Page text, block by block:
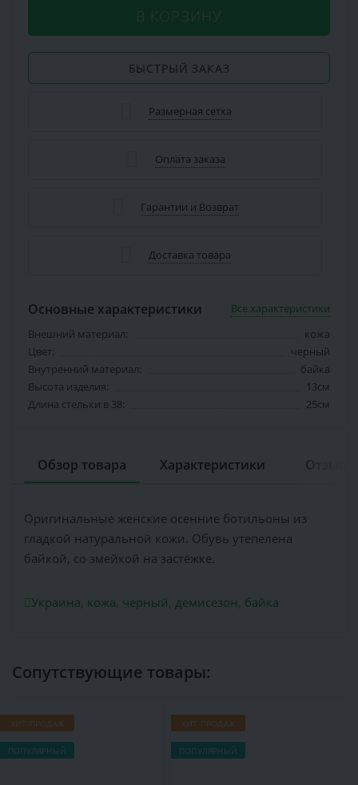
В КОРЗИНУ
БЫСТРЫЙ ЗАКАЗ
Размерная сетка
Оплата заказа
Гарантии и Возврат
Доставка товара
Основные характеристики
Все характеристики
Внешний материал:
кожа
Цвет:
черный
Внутренний материал:
байка
Высота изделия:
13см
Длина стельки в 38:
25см
Обзор товара Характеристики
Оригинальные женские осенние ботильоны из
гладкой натуральной кожи. Обувь утепелена
байкой, со змейкой на застёжке.
Украина, кожа, черный, демисезон, байка
Сопутствующие товары:
ХИТ ПРОДАЖ
ПОПУЛЯРНЫЙ
ХИТ ПРОДАЖ
ПОПУЛЯРНЫЙ